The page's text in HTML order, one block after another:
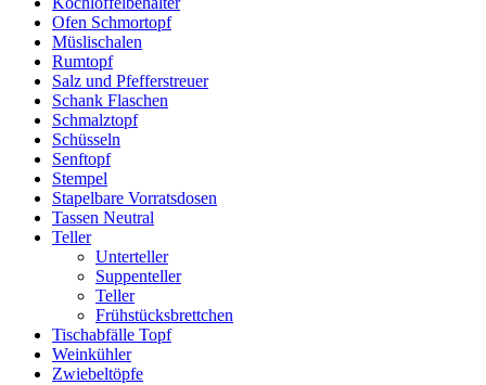
Ofen Schmortopf
Müslischalen
Rumtopf
Salz und Pfefferstreuer
Schank Flaschen
Schmalztopf
Schüsseln
Senftopf
Stempel
Stapelbare Vorratsdosen
Tassen Neutral
Teller
Unterteller
Suppenteller
Teller
Frühstücksbrettchen
Tischabfälle Topf
Weinkühler
Zwiebeltöpfe